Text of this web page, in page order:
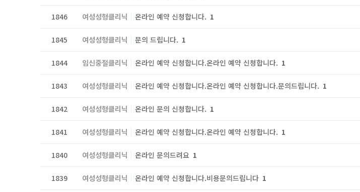
1846 여성성형클리닉 온라인 예약 신청합니다. 1
1845 여성성형클리닉 문의 드립니다. 1
1844 임신중절클리닉 온라인 예약 신청합니다.온라인 예약 신청합니다. 1
1843 여성성형클리닉 온라인 예약 신청합니다.온라인 예약 신청합니다.문의드립니다. 1
1842 여성성형클리닉 온라인 문의 신청합니다. 1
1841 여성성형클리닉 온라인 예약 신청합니다.온라인 예약 신청합니다. 1
1840 여성성형클리닉 온라인 문의드려요 1
1839 여성성형클리닉 온라인 예약 신청합니다.비용문의드립니다 1